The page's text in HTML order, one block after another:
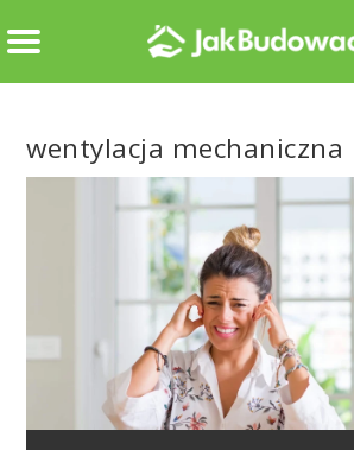
wentylacja mechaniczna